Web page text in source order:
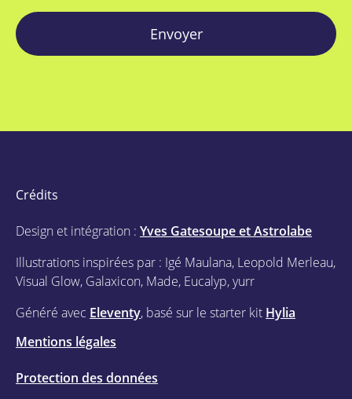
Envoyer
Crédits
Design et intégration : Yves Gatesoupe et Astrolabe
Illustrations inspirées par : Igé Maulana, Leopold Merleau,
Visual Glow, Galaxicon, Made, Eucalyp, yurr
Généré avec Eleventy, basé sur le starter kit Hylia
Mentions légales
Protection des données